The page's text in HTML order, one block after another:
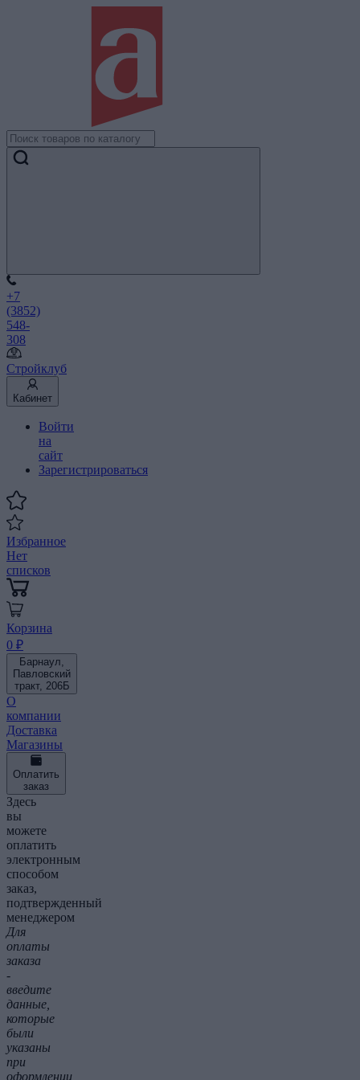
+7
(3852)
548-
308
Стройклуб
Кабинет
Войти
на
сайт
Зарегистрироваться
Избранное
Нет
списков
Корзина
0 ₽
Барнаул,
Павловский
тракт, 206Б
О
компании
Доставка
Магазины
Оплатить
заказ
Здесь
вы
можете
оплатить
электронным
способом
заказ,
подтвержденный
менеджером
Для
оплаты
заказа
-
введите
данные,
которые
были
указаны
при
оформлении